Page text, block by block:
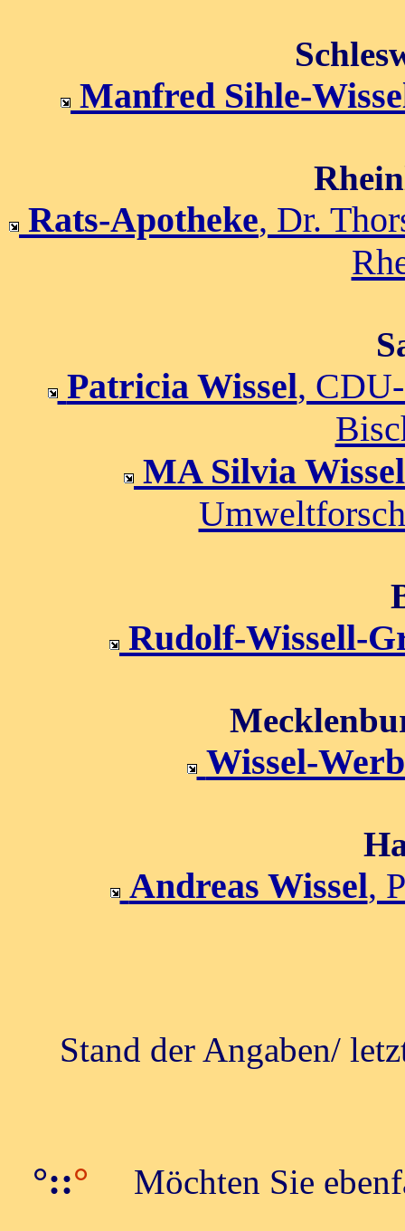
Manfred Sihle-
Rats-Apotheke, Dr.
Patricia Wissel,
MA Silvia Wissel
Rudolf-Wissell-
Wissel-
Andreas Wissel,
Stand der Angaben/
°::° Möchten Sie